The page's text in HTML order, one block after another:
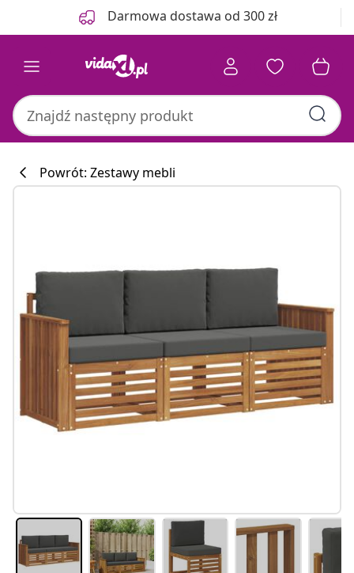
Darmowa dostawa od 300 zł
Powrót: Zestawy mebli